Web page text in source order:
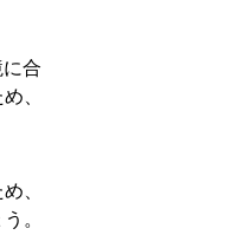
合
、
、
。